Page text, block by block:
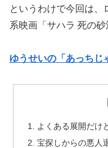
というわけで今回は、
系映画「サハラ 死の砂
ゆうせいの「あっちじ
よくある展開だけ
宝探しからの悪人